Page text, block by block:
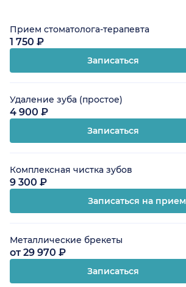
Прием стоматолога-терапевта
1 750 ₽
Записаться
Удаление зуба (простое)
4 900 ₽
Записаться
Комплексная чистка зубов
9 300 ₽
Записаться на прием
Металлические брекеты
от 29 970 ₽
Записаться